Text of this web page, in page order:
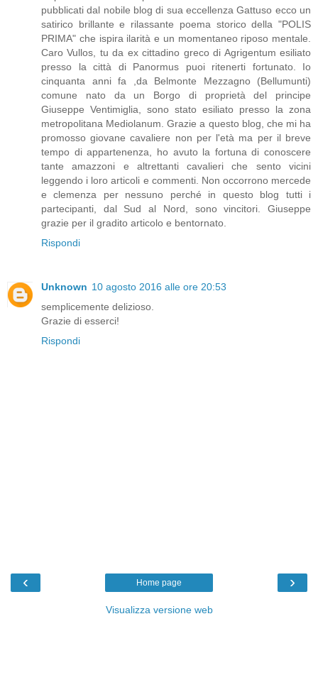
pubblicati dal nobile blog di sua eccellenza Gattuso ecco un
satirico brillante e rilassante poema storico della "POLIS
PRIMA" che ispira ilarità e un momentaneo riposo mentale.
Caro Vullos, tu da ex cittadino greco di Agrigentum esiliato
presso la città di Panormus puoi ritenerti fortunato. Io
cinquanta anni fa ,da Belmonte Mezzagno (Bellumunti)
comune nato da un Borgo di proprietà del principe
Giuseppe Ventimiglia, sono stato esiliato presso la zona
metropolitana Mediolanum. Grazie a questo blog, che mi ha
promosso giovane cavaliere non per l'età ma per il breve
tempo di appartenenza, ho avuto la fortuna di conoscere
tante amazzoni e altrettanti cavalieri che sento vicini
leggendo i loro articoli e commenti. Non occorrono mercede
e clemenza per nessuno perché in questo blog tutti i
partecipanti, dal Sud al Nord, sono vincitori. Giuseppe
grazie per il gradito articolo e bentornato.
Rispondi
Unknown 10 agosto 2016 alle ore 20:53
semplicemente delizioso.
Grazie di esserci!
Rispondi
‹ ›
Home page
Visualizza versione web